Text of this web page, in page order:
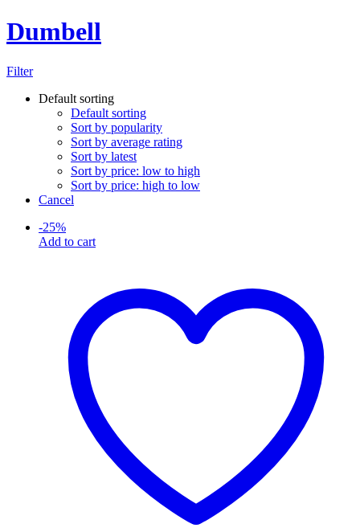
Dumbell
Filter
Default sorting
Default sorting
Sort by popularity
Sort by average rating
Sort by latest
Sort by price: low to high
Sort by price: high to low
Cancel
-25%
Add to cart